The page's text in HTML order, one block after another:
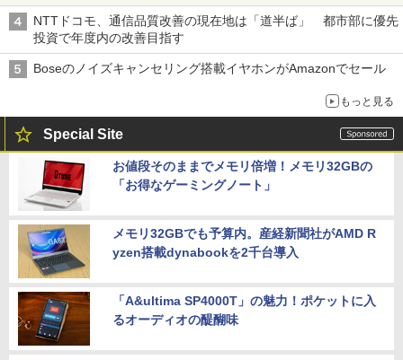
NTTドコモ、通信品質改善の現在地は「道半ば」 都市部に優先
投資で年度内の改善目指す
Boseのノイズキャンセリング搭載イヤホンがAmazonでセール
もっと見る
Special Site
お値段そのままでメモリ倍増！メモリ32GBの
「お得なゲーミングノート」
メモリ32GBでも予算内。産経新聞社がAMD R
yzen搭載dynabookを2千台導入
「A&ultima SP4000T」の魅力！ポケットに入
るオーディオの醍醐味